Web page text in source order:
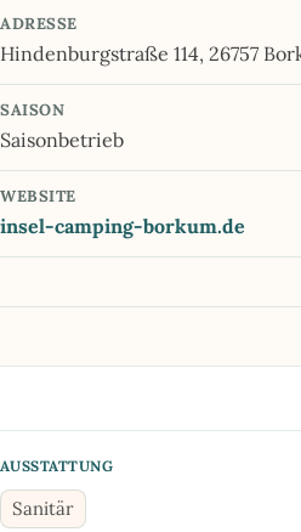
ADRESSE
Hindenburgstraße 114, 26757
SAISON
Saisonbetrieb
WEBSITE
insel-camping-borkum.de
AUSSTATTUNG
Sanitär